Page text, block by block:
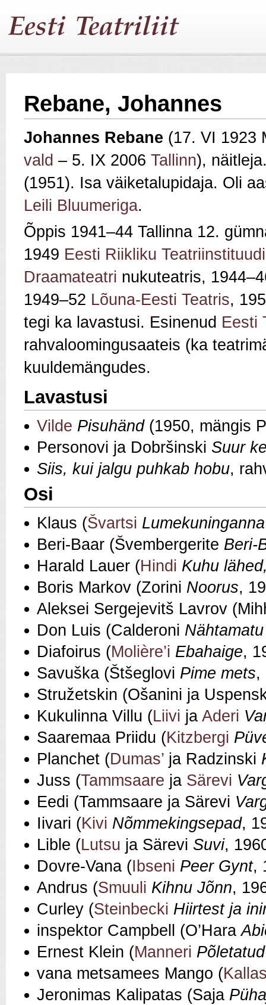
Rebane, Johannes
Johannes Rebane (17. VI 1923
vald – 5. IX 2006 Tallinn),
(1951). Isa väiketalupidaja. Oli
Leili Bluumeriga.
Õppis 1941–44 Tallinna 12.
1949 Eesti Riikliku Teatriinstituudi
Draamateatri nukuteatris,
1949–52 Lõuna‑Eesti Teatris,
tegi ka lavastusi. Esinenud Eesti
rahvaloomingusaateis (ka
kuuldemängudes.
Lavastusi
Vilde Pisuhänd(1950, mängis
Personovi ja Dobršinski Suur
Siis, kui jalgu puhkab hobu,
Osi
Klaus (Švartsi Lumekuninganna
Beri-Baar (Švembergerite
Harald Lauer (Hindi Kuhu
Boris Markov (Zorini Noorus,
Aleksei Sergejevitš Lavrov
Don Luis (Calderoni
Diafoirus (Molière’i Ebahaige,
Savuška (Štšeglovi Pime mets,
Stružetskin (Ošanini ja
Kukulinna Villu (Liivi ja Aderi
Saaremaa Priidu (Kitzbergi
Planchet (Dumas’ ja Radzinski
Juss (Tammsaare ja Särevi
Eedi (Tammsaare ja Särevi
Iivari (Kivi Nõmmekingsepad,
Lible (Lutsu ja Särevi Suvi,
Dovre-Vana (Ibseni Peer Gynt,
Andrus (Smuuli Kihnu Jõnn,
Curley (Steinbecki Hiirtest ja
inspektor Campbell (O’Hara
Ernest Klein (Manneri
vana metsamees Mango (
Jeronimas Kalipatas (Saja